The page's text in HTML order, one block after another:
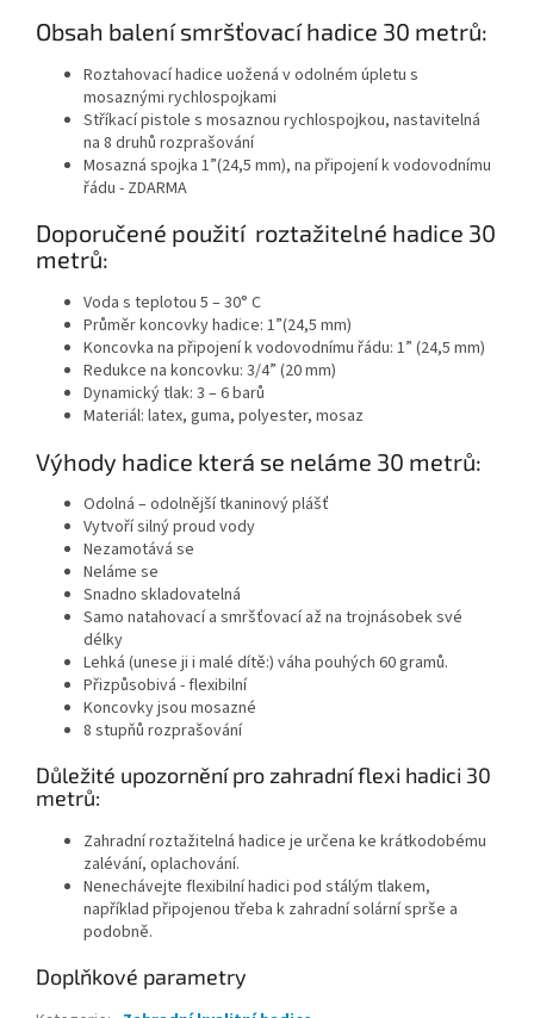
Obsah balení smršťovací hadice 30 metrů:
Roztahovací hadice uožená v odolném úpletu s
mosaznými rychlospojkami
Stříkací pistole s mosaznou rychlospojkou, nastavitelná
na 8 druhů rozprašování
Mosazná spojka 1”(24,5 mm), na připojení k vodovodnímu
řádu - ZDARMA
Doporučené použití roztažitelné hadice 30
metrů:
Voda s teplotou 5 – 30° C
Průměr koncovky hadice: 1”(24,5 mm)
Koncovka na připojení k vodovodnímu řádu: 1” (24,5 mm)
Redukce na koncovku: 3/4” (20 mm)
Dynamický tlak: 3 – 6 barů
Materiál: latex, guma, polyester, mosaz
Výhody hadice která se neláme 30 metrů:
Odolná – odolnější tkaninový plášť
Vytvoří silný proud vody
Nezamotává se
Neláme se
Snadno skladovatelná
Samo natahovací a smršťovací až na trojnásobek své
délky
Lehká (unese ji i malé dítě:) váha pouhých 60 gramů.
Přizpůsobivá - flexibilní
Koncovky jsou mosazné
8 stupňů rozprašování
Důležité upozornění pro zahradní flexi hadici 30
metrů:
Zahradní roztažitelná hadice je určena ke krátkodobému
zalévání, oplachování.
Nenechávejte flexibilní hadici pod stálým tlakem,
například připojenou třeba k zahradní solární sprše a
podobně.
Doplňkové parametry